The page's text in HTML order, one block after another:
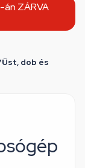
án ZÁRVA
dob és